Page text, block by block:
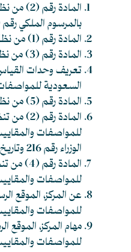
المادة
بالمرسوم الملكي رقم (م/51) وتاريخ 13/11/
المادة رقم (1) من نظام القياس والمعايرة.
المادة رقم (3) من نظام القياس والمعايرة.
تعريف وحدات
السعودية
المادة رقم (5) من نظام القياس والمعايرة.
المادة
للمواصفات
الوزراء رقم 216 وتاريخ 17/6/1431هـ.
المادة
للمواصفات
عن المركز، الموقع
للمواصفات
مهام المركز، الموقع
للمواصفات